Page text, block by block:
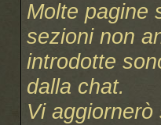
Molte pagine
sezioni non
introdotte
dalla chat.
Vi